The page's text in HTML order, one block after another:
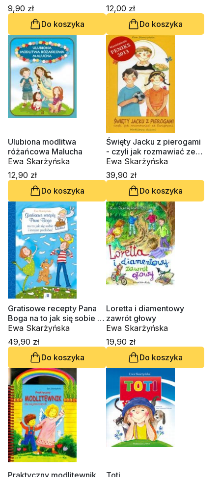
9,90 zł
Do koszyka
12,00 zł
Do koszyka
Ulubiona modlitwa
różańcowa Malucha
Ewa Skarżyńska
12,90 zł
Do koszyka
Święty Jacku z pierogami
- czyli jak rozmawiać ze
Świętymi
Ewa Skarżyńska
39,90 zł
Do koszyka
Gratisowe recepty Pana
Boga na to jak się sobie i
innym podobać
Ewa Skarżyńska
49,90 zł
Do koszyka
Loretta i diamentowy
zawrót głowy
Ewa Skarżyńska
19,90 zł
Do koszyka
Praktyczny modlitewnik
Toti